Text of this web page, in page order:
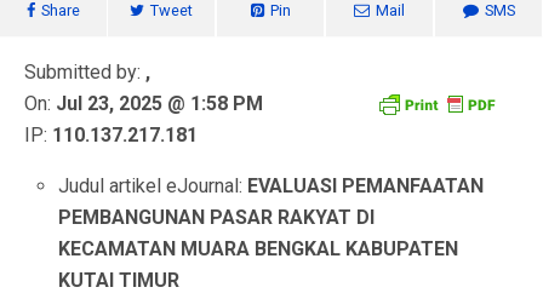
Share Tweet Pin Mail SMS
Submitted by: ,
On: Jul 23, 2025 @ 1:58 PM
IP: 110.137.217.181
Judul artikel eJournal: EVALUASI PEMANFAATAN
PEMBANGUNAN PASAR RAKYAT DI
KECAMATAN MUARA BENGKAL KABUPATEN
KUTAI TIMUR